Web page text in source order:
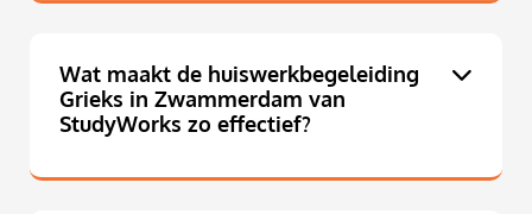
Wat maakt de huiswerkbegeleiding
Grieks in Zwammerdam van
StudyWorks zo effectief?